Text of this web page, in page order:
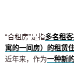
“合租房”是指多名租
寓的一间房）的租赁
近年来，作为一种新